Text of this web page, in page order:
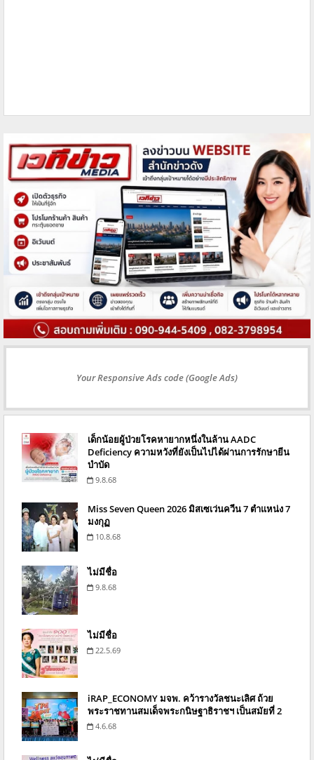
Your Responsive Ads code (Google Ads)
เด็กน้อยผู้ป่วยโรคหายากหนึ่งในล้าน AADC
Deficiency ความหวังที่ยังเป็นไปได้ผ่านการรักษายีน
บำบัด
9.8.68
Miss Seven Queen 2026 มิสเซเว่นควีน 7 ตำแหน่ง 7
มงกุฏ
10.8.68
ไม่มีชื่อ
9.8.68
ไม่มีชื่อ
22.5.69
iRAP_ECONOMY มจพ. คว้ารางวัลชนะเลิศ ถ้วย
พระราชทานสมเด็จพระกนิษฐาธิราชฯ เป็นสมัยที่ 2
4.6.68